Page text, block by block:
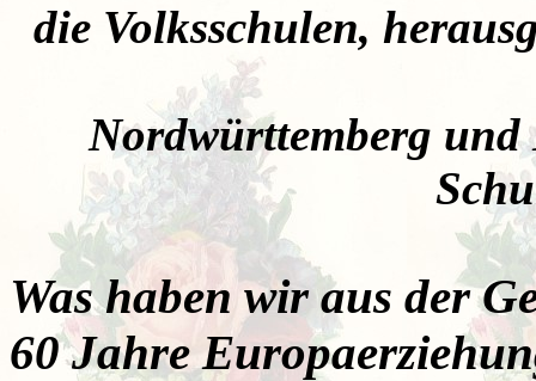
die Volksschulen,
Nordwürttemberg
Was haben wir aus der
60 Jahre